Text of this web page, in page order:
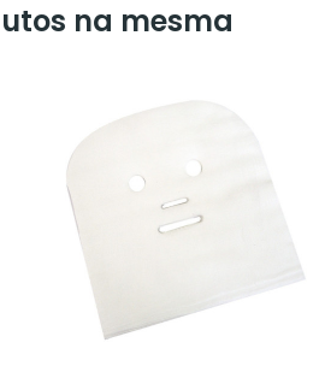
na mesma